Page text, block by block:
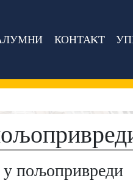
КОНТАКТ
у пољопривреди